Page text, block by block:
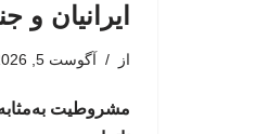
ایرانیان و
از آگوست 5, 2026
مشروطیت